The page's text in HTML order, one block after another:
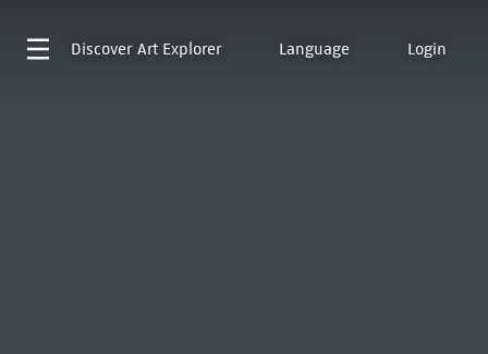
Discover Art Explorer Language Login